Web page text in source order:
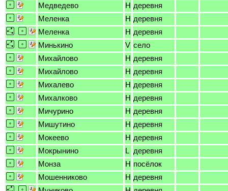
Медведево
H деревня
Меленка
H деревня
Меленка
H деревня
Минькино
V село
Михайлово
H деревня
Михайлово
H деревня
Михалево
H деревня
Михалково
H деревня
Мичурино
H деревня
Мишутино
H деревня
Мокеево
H деревня
Мокрынино
L деревня
Монза
H посёлок
Мошенниково
H деревня